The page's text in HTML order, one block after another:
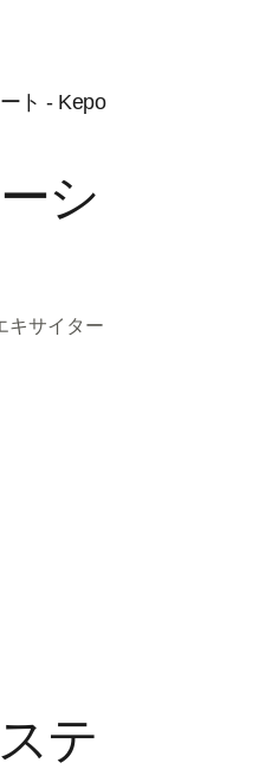
ト - Kepo
シ
キサイター
テ